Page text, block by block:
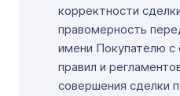
корректности
правомерность
имени Покупателю
правил и
совершения сделки